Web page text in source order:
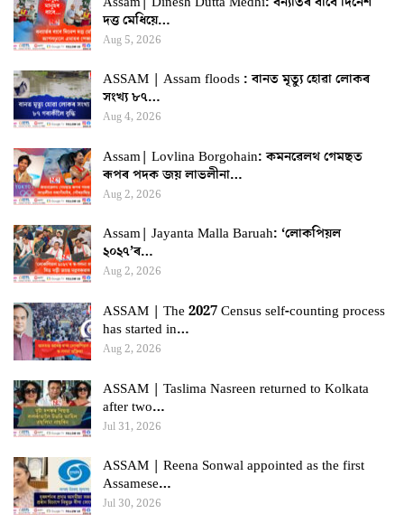
দত্ত মেধিয়ে…
Aug 5, 2026
ASSAM | Assam floods : বানত মৃত্যু হোৱা লোকৰ
সংখ্য ৮৭…
Aug 4, 2026
Assam| Lovlina Borgohain: কমনৱেলথ গেমছত
ৰূপৰ পদক জয় লাভলীনা…
Aug 2, 2026
Assam| Jayanta Malla Baruah: ‘লোকপিয়ল
২০২৭’ৰ…
Aug 2, 2026
ASSAM | The 2027 Census self-counting process
has started in…
Aug 2, 2026
ASSAM | Taslima Nasreen returned to Kolkata
after two…
Jul 31, 2026
ASSAM | Reena Sonwal appointed as the first
Assamese…
Jul 30, 2026